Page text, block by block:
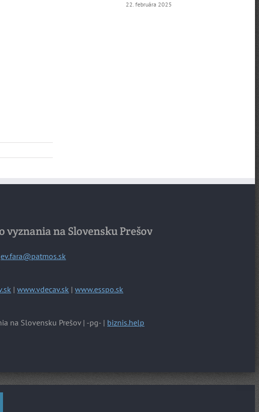
22. februára 2025
na Slovensku Prešov
ev.fara@patmos.sk
|www.vdecav.sk |www.esspo.sk
na Slovensku Prešov | -pg- | biznis.help